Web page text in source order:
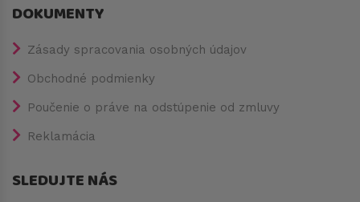
DOKUMENTY
Zásady spracovania osobných údajov
Obchodné podmienky
Poučenie o práve na odstúpenie od zmluvy
Reklamácia
SLEDUJTE NÁS